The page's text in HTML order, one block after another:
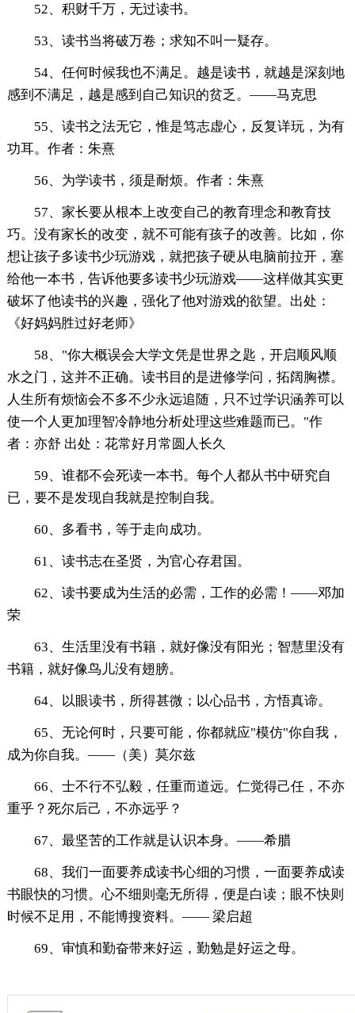
52、积财千万，无过读书。
53、读书当将破万卷；求知不叫一疑存。
54、任何时候我也不满足。越是读书，就越是深刻地
感到不满足，越是感到自己知识的贫乏。——马克思
55、读书之法无它，惟是笃志虚心，反复详玩，为有
功耳。作者：朱熹
56、为学读书，须是耐烦。作者：朱熹
57、家长要从根本上改变自己的教育理念和教育技
巧。没有家长的改变，就不可能有孩子的改善。比如，你
想让孩子多读书少玩游戏，就把孩子硬从电脑前拉开，塞
给他一本书，告诉他要多读书少玩游戏——这样做其实更
破坏了他读书的兴趣，强化了他对游戏的欲望。出处：
《好妈妈胜过好老师》
58、"你大概误会大学文凭是世界之匙，开启顺风顺
水之门，这并不正确。读书目的是进修学问，拓阔胸襟。
人生所有烦恼会不多不少永远追随，只不过学识涵养可以
使一个人更加理智冷静地分析处理这些难题而已。"作
者：亦舒 出处：花常好月常圆人长久
59、谁都不会死读一本书。每个人都从书中研究自
已，要不是发现自我就是控制自我。
60、多看书，等于走向成功。
61、读书志在圣贤，为官心存君国。
62、读书要成为生活的必需，工作的必需！——邓加
荣
63、生活里没有书籍，就好像没有阳光；智慧里没有
书籍，就好像鸟儿没有翅膀。
64、以眼读书，所得甚微；以心品书，方悟真谛。
65、无论何时，只要可能，你都就应"模仿"你自我，
成为你自我。——（美）莫尔兹
66、士不行不弘毅，任重而道远。仁觉得己任，不亦
重乎？死尔后己，不亦远乎？
67、最坚苦的工作就是认识本身。——希腊
68、我们一面要养成读书心细的习惯，一面要养成读
书眼快的习惯。心不细则毫无所得，便是白读；眼不快则
时候不足用，不能博搜资料。—— 梁启超
69、审慎和勤奋带来好运，勤勉是好运之母。